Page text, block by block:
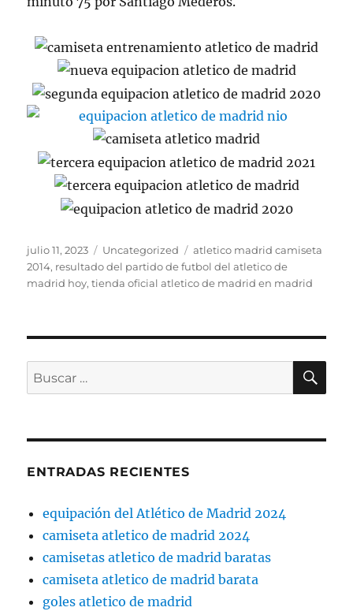
Publicado
el
julio 11, 2023 Categorías
Uncategorized Etiquetas
atletico madrid camiseta
2014, resultado del partido de futbol del atletico de
madrid hoy,tienda oficial atletico de madrid en madrid
Buscar
por:
ENTRADAS RECIENTES
equipación del Atlético de Madrid 2024
camiseta atletico de madrid 2024
camisetas atletico de madrid baratas
camiseta atletico de madrid barata
goles atletico de madrid